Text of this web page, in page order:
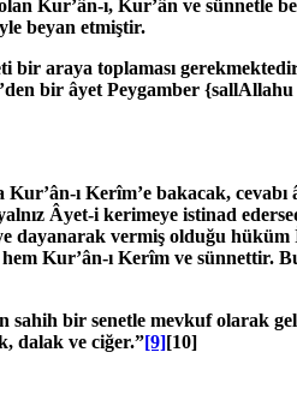
Kur’ân-ı, Kur’ân ve sünnetle
beyan etmiştir.
bir araya toplaması
bir âyet Peygamber {sallAllahu
ı Kerîm’e bakacak, cevabı
Âyet-i kerimeye istinad
dayanarak vermiş olduğu
Kur’ân-ı Kerîm ve sünnettir.
sahih bir senetle mevkuf olarak
dalak ve ciğer.”[9][10]